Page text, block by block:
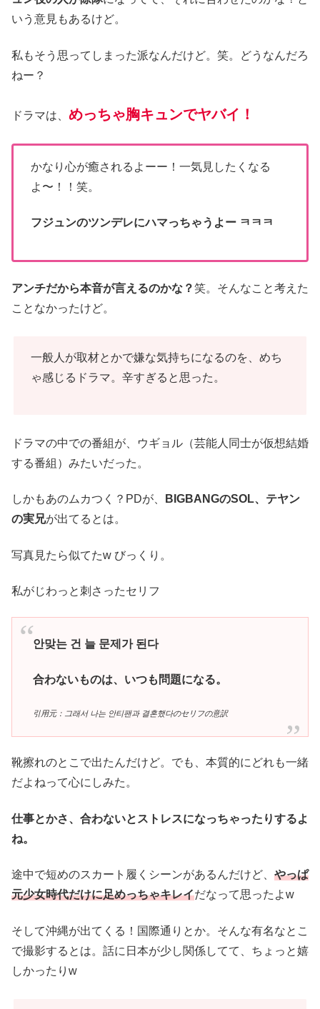
いう意見もあるけど。
私もそう思ってしまった派なんだけど。笑。どうなんだろ
ねー？
ドラマは、 めっちゃ胸キュンでヤバイ！
かなり心が癒されるよーー！一気見したくなる
よ〜！！笑。
フジュンのツンデレにハマっちゃうよー ㅋㅋㅋ
アンチだから本音が言えるのかな？笑。そんなこと考えた
ことなかったけど。
一般人が取材とかで嫌な気持ちになるのを、めち
ゃ感じるドラマ。辛すぎると思った。
ドラマの中での番組が、ウギョル（芸能人同士が仮想結婚
する番組）みたいだった。
しかもあのムカつく？PDが、
BIGBANGのSOL、テヤン
の実兄が出てるとは。
写真見たら似てたw びっくり。
私がじわっと刺さったセリフ
안맞는 건 늘 문제가 된다
合わないものは、いつも問題になる。
引用元：그래서 나는 안티팬과 결혼했다のセリフの意訳
靴擦れのとこで出たんだけど。でも、本質的にどれも一緒
だよねって心にしみた。
仕事とかさ、合わないとストレスになっちゃったりするよ
ね。
途中で短めのスカート履くシーンがあるんだけど、 やっぱ
元少女時代だけに足めっちゃキレイだなって思ったよw
そして沖縄が出てくる！国際通りとか。そんな有名なとこ
で撮影するとは。話に日本が少し関係してて、ちょっと嬉
しかったりw